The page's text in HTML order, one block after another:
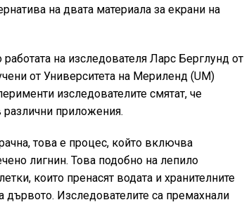
на двата материала за екрани на
на изследователя Ларс Берглунд от
от Университета на Мериленд (UM)
изследователите смятат, че
приложения.
това е процес, който включва
лигнин. Това подобно на лепило
които пренасят водата и хранителните
Изследователите са премахнали